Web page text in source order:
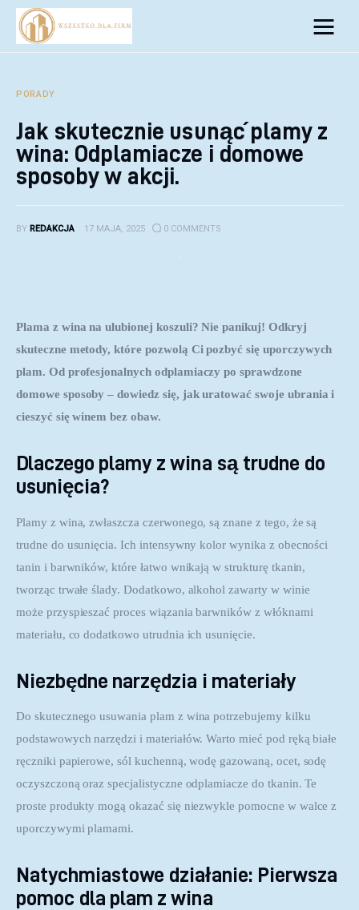
Biznes
Rozwój
Technologie
Porady
PORADY
Jak skutecznie usunąć plamy z
wina: Odplamiacze i domowe
sposoby w akcji.
BY REDAKCJA 17 MAJA, 2025 0 COMMENTS
Plama z wina na ulubionej koszuli? Nie panikuj! Odkryj
skuteczne metody, które pozwolą Ci pozbyć się uporczywych
plam. Od profesjonalnych odplamiaczy po sprawdzone
domowe sposoby – dowiedz się, jak uratować swoje ubrania i
cieszyć się winem bez obaw.
Dlaczego plamy z wina są trudne do
usunięcia?
Plamy z wina, zwłaszcza czerwonego, są znane z tego, że są
trudne do usunięcia. Ich intensywny kolor wynika z obecności
tanin i barwników, które łatwo wnikają w strukturę tkanin,
tworząc trwałe ślady. Dodatkowo, alkohol zawarty w winie
może przyspieszać proces wiązania barwników z włóknami
materiału, co dodatkowo utrudnia ich usunięcie.
Niezbędne narzędzia i materiały
Do skutecznego usuwania plam z wina potrzebujemy kilku
podstawowych narzędzi i materiałów. Warto mieć pod ręką białe
ręczniki papierowe, sól kuchenną, wodę gazowaną, ocet, sodę
oczyszczoną oraz specjalistyczne odplamiacze do tkanin. Te
proste produkty mogą okazać się niezwykle pomocne w walce z
uporczywymi plamami.
Natychmiastowe działanie: Pierwsza
pomoc dla plam z wina